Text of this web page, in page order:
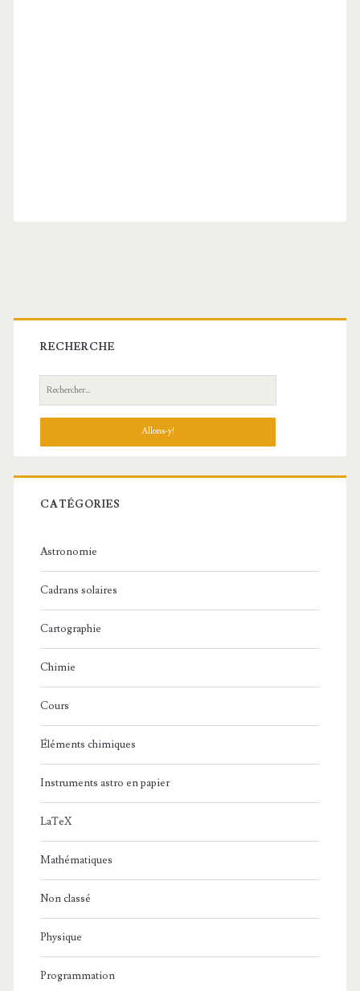
Barre
latérale
principale
RECHERCHE
Recherche:
CATÉGORIES
Astronomie
Cadrans solaires
Cartographie
Chimie
Cours
Éléments chimiques
Instruments astro en papier
LaTeX
Mathématiques
Non classé
Physique
Programmation